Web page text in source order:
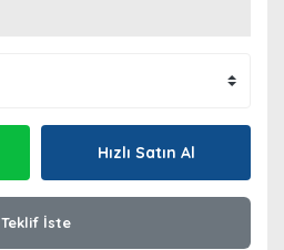
Hızlı Satın Al
Teklif İste